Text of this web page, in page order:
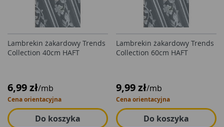
Lambrekin żakardowy Trends
Collection 40cm HAFT
6,99 zł/mb
Cena orientacyjna
Do koszyka
Lambrekin żakardowy Trends
Collection 60cm HAFT
9,99 zł/mb
Cena orientacyjna
Do koszyka